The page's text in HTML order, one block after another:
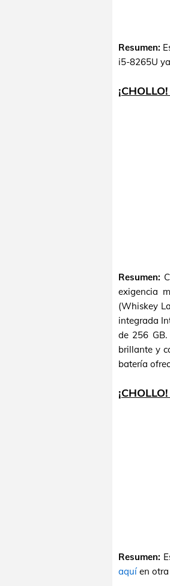
Resumen:
i5-8265U
Resumen:
exigencia
(Whiskey
integrada
de 256
brillante y
batería
Resumen:
aquí en